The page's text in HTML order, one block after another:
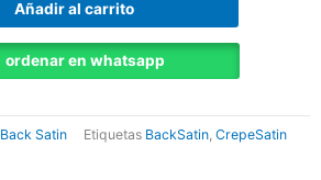
Añadir al carrito
ordenar en whatsapp
Back Satin Etiquetas BackSatin, CrepeSatin